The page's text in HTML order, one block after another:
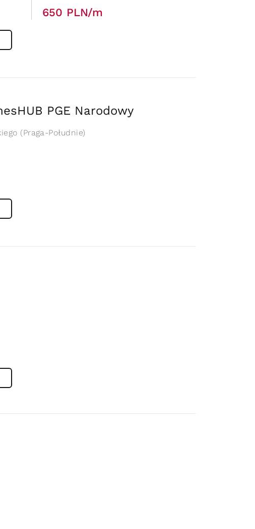
650 PLN/m
PGE Narodowy
(Praga-Południe)